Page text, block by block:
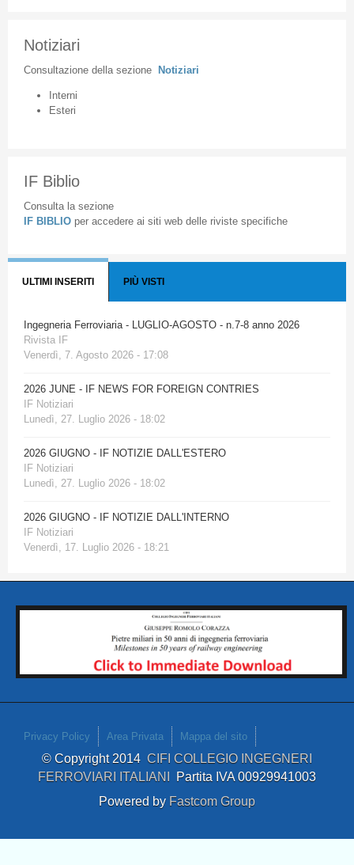
Notiziari
Consultazione della sezione Notiziari
Interni
Esteri
IF Biblio
Consulta la sezione
IF BIBLIO per accedere ai siti web delle riviste specifiche
ULTIMI INSERITI PIÙ VISTI
Ingegneria Ferroviaria - LUGLIO-AGOSTO - n.7-8 anno 2026
Rivista IF
Venerdì, 7. Agosto 2026 - 17:08
2026 JUNE - IF NEWS FOR FOREIGN CONTRIES
IF Notiziari
Lunedì, 27. Luglio 2026 - 18:02
2026 GIUGNO - IF NOTIZIE DALL'ESTERO
IF Notiziari
Lunedì, 27. Luglio 2026 - 18:02
2026 GIUGNO - IF NOTIZIE DALL'INTERNO
IF Notiziari
Venerdì, 17. Luglio 2026 - 18:21
Privacy Policy Area Privata Mappa del sito
© Copyright 2014 CIFI COLLEGIO INGEGNERI
FERROVIARI ITALIANI Partita IVA 00929941003
Powered by Fastcom Group